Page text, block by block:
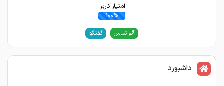
امتیاز کاربر:
100%
تماس گفتگو
داشبورد